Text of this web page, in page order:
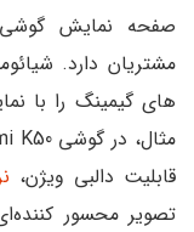
صفحه نمایش گوشی
مشتریان دارد.
های گیمینگ را با
قابلیت دالبی ویژن،
تصویر محسور